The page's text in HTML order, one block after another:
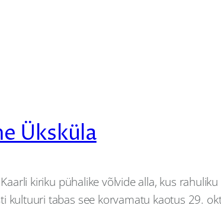
Üksküla
kiriku pühalike võlvide alla, kus
tabas see korvamatu kaotus 29.